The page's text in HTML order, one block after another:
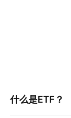
什么是ETF？